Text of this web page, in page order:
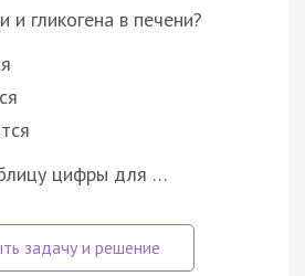
и гликогена в печени?
цифры для …